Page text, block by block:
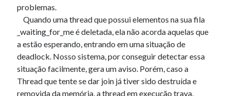
Erro no banco de dados do WordPress:[Table
'mb_comments' is marked as crashed and should be
repaired]
SELECT COUNT(*) FROM mb_comments JOIN mb_posts
ON mb_posts.ID = mb_comments.comment_post_ID
WHERE ( comment_approved = '1' ) AND
comment_post_ID = 1459 AND comment_parent = 0
problemas.
Quando uma thread que possui elementos na sua fila
_waiting_for_me é deletada, ela não acorda aquelas que
a estão esperando, entrando em uma situação de
deadlock. Nosso sistema, por conseguir detectar essa
situação facilmente, gera um aviso. Porém, caso a
Thread que tente se dar join já tiver sido destruída e
removida da memória, a thread em execução trava,